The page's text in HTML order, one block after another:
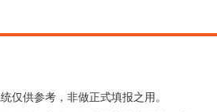
仅供参考，非做正式填报之用。